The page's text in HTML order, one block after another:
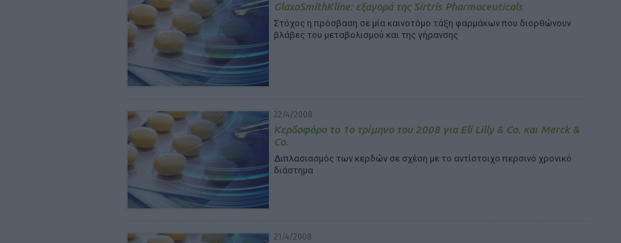
GlaxoSmithKline: εξαγορά της Sirtris Pharmaceuticals
Στόχος η πρόσβαση σε μία καινοτόμο τάξη φαρμάκων που διορθώνουν
βλάβες του μεταβολισμού και της γήρανσης
22/4/2008
Κερδοφόρο το 1ο τρίμηνο του 2008 για Eli Lilly & Co. και Merck &
Co.
Διπλασιασμός των κερδών σε σχέση με το αντίστοιχο περσινό χρονικό
διάστημα
21/4/2008